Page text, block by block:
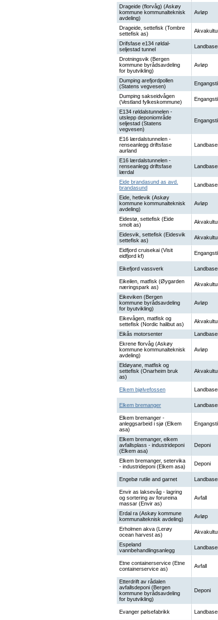
Drageide (florvåg) (Askøy
kommune kommunalteknisk
avdeling)
Avløp
Drageide, settefisk (Tombre
settefisk as)
Drifsfase e134 røldal-
seljestad tunnel
Drotningsvik (Bergen
kommune byrådsavdeling
for byutvikling)
Avløp
Dumping arefjordpollen
(Statens vegvesen)
Dumping sakseidvågen
(Vestland fylkeskommune)
E134 røldalstunnelen -
utslepp deponiområde
seljestad (Statens
vegvesen)
E16 lærdalstunnelen -
renseanlegg driftsfase
aurland
E16 lærdalstunnelen -
renseanlegg driftsfase
lærdal
Eide brandasund as avd.
brandasund
Eide, hetlevik (Askøy
kommune kommunalteknisk
avdeling)
Avløp
Eidestø, settefisk (Eide
smolt as)
Eidesvik, settefisk (Eidesvik
settefisk as)
Eidfjord cruisekai (Visit
eidfjord kf)
Eikefjord vassverk
Eikeilen, matfisk (Øygarden
næringspark as)
Eikeviken (Bergen
kommune byrådsavdeling
for byutvikling)
Avløp
Eikevågen, matfisk og
settefisk (Nordic halibut as)
Eikås motorsenter
Ekrene florvåg (Askøy
kommune kommunalteknisk
avdeling)
Avløp
Eldøyane, matfisk og
settefisk (Onarheim bruk
as)
Elkem bjølvefossen
Elkem bremanger
Elkem bremanger -
anleggsarbeid i sjø (Elkem
asa)
Elkem bremanger, elkem
avfallsplass - industrideponi
(Elkem asa)
Deponi
Elkem bremanger, setervika
- industrideponi (Elkem asa)
Deponi
Engebø rutile and garnet
Envir as laksevåg - lagring
og sortering av forureina
massar (Envir as)
Avfall
Erdal ra (Askøy kommune
kommunalteknisk avdeling)
Avløp
Erholmen akva (Lerøy
ocean harvest as)
Espeland
vannbehandlingsanlegg
Etne containerservice (Etne
containerservice as)
Avfall
Etterdrift av rådalen
avfallsdeponi (Bergen
kommune byrådsavdeling
for byutvikling)
Deponi
Evanger pølsefabrikk